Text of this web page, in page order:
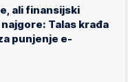
ali finansijski
Talas krađa
punjenje e-